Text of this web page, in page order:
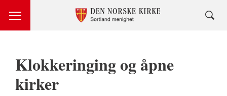
Klokkeringing og åpne
kirker